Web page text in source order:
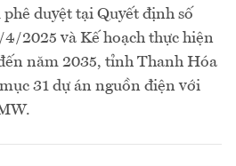
duyệt tại Quyết định số
2025 và Kế hoạch thực hiện
năm 2035, tỉnh Thanh Hóa
31 dự án nguồn điện với